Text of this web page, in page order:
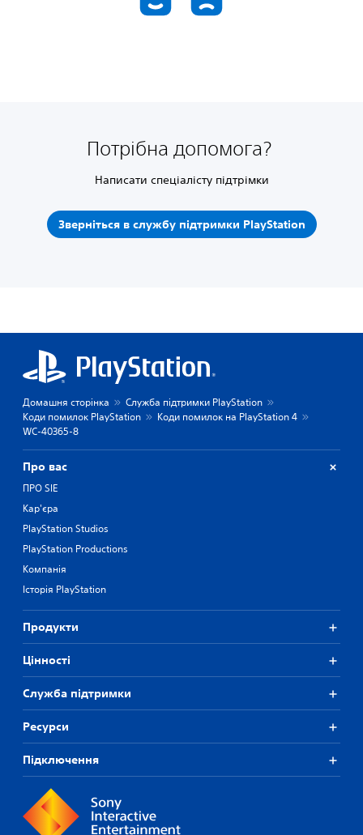
Потрібна допомога?
Написати спеціалісту підтрімки
Зверніться в службу підтримки PlayStation
Домашня сторінка
Служба підтримки PlayStation
Коди помилок PlayStation
Коди помилок на PlayStation 4
WC-40365-8
Про вас
ПРО SIE
Кар'єра
PlayStation Studios
PlayStation Productions
Компанія
Історія PlayStation
Продукти
Цiнностi
Служба підтримки
Ресурси
Підключення